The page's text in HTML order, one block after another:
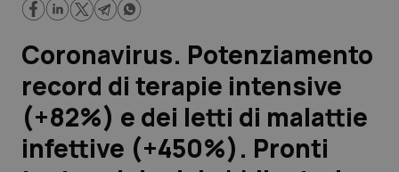
Scienza e Farmaci
Studi e Analisi
Lettere al direttore
Coronavirus. Potenziamento
record di terapie intensive
(+82%) e dei letti di malattie
infettive (+450%). Pronti